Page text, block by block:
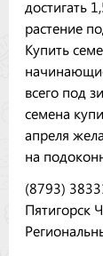
достигать
растение
Купить
всего под
семена
апреля
на
(8793)
Пятигорск